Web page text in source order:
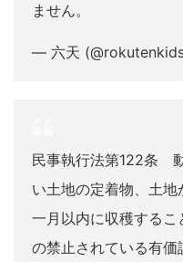
ません。
— 六天
民事執行法第122条
い土地の定着物、土
一月以内に収穫する
の禁止されている有